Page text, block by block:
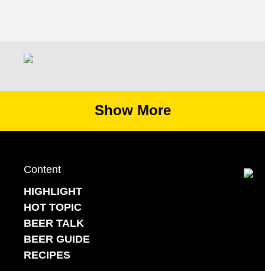
Show More
Content
HIGHLIGHT
HOT TOPIC
BEER TALK
BEER GUIDE
RECIPES